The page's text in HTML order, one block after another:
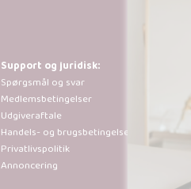
Support og juridisk:
Spørgsmål og svar
Medlemsbetingelser
Udgiveraftale
Handels- og brugsbetingelser
Privatlivspolitik
Annoncering